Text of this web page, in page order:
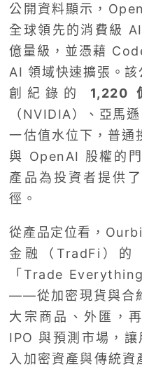
公開資料顯示，
全球領先的消費級
億量級，並憑藉
AI 領域快速擴張。該
創紀錄的
1,220
（NVIDIA）、亞馬
一估值水位下，普通
與 OpenAI 股權的
產品為投資者提供
徑。
從產品定位看，
金融（TradFi）的
「Trade
——從加密現貨與合
大宗商品、外匯，
IPO 與預測市場，
入加密資產與傳統